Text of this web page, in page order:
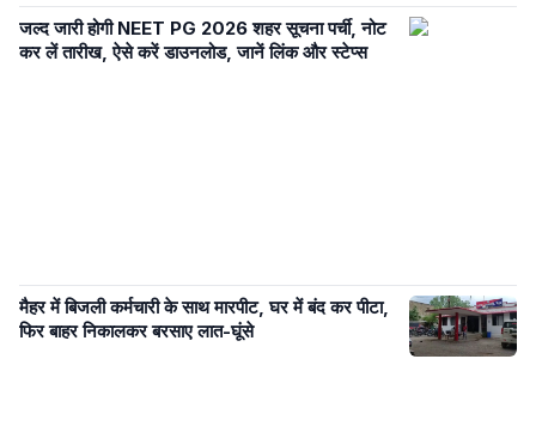
जल्द जारी होगी NEET PG 2026 शहर सूचना पर्ची, नोट
कर लें तारीख, ऐसे करें डाउनलोड, जानें लिंक और स्टेप्स
मैहर में बिजली कर्मचारी के साथ मारपीट, घर में बंद कर पीटा,
फिर बाहर निकालकर बरसाए लात-घूंसे